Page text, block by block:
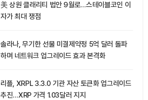
美 상원 클래리티 법안 9월로…스테이블코인 이
자가 최대 쟁점
솔라나, 무기한 선물 미결제약정 5억 달러 돌파
하며 네트워크 업그레이드 효과 본격화
리플, XRPL 3.3.0 기관 자산 토큰화 업그레이드
추진…XRP 가격 1.03달러 지지